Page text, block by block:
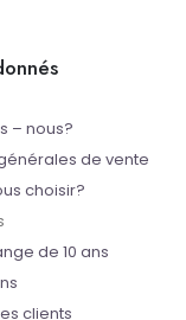
– nous?
de vente
choisir?
de 10 ans
clients